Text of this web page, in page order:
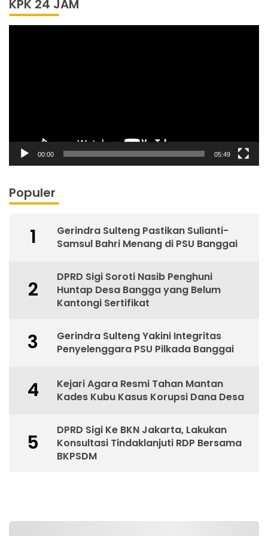
KPK 24 JAM
00:00 05:49
Populer
1
Gerindra Sulteng Pastikan Sulianti-
Samsul Bahri Menang di PSU Banggai
2
DPRD Sigi Soroti Nasib Penghuni
Huntap Desa Bangga yang Belum
Kantongi Sertifikat
3
Gerindra Sulteng Yakini Integritas
Penyelenggara PSU Pilkada Banggai
4
Kejari Agara Resmi Tahan Mantan
Kades Kubu Kasus Korupsi Dana Desa
5
DPRD Sigi Ke BKN Jakarta, Lakukan
Konsultasi Tindaklanjuti RDP Bersama
BKPSDM